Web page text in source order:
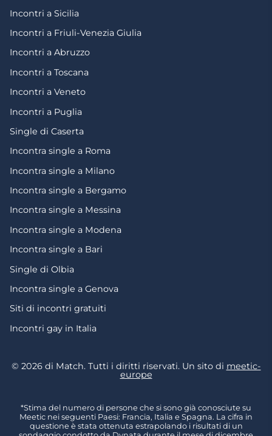
Incontri a Sicilia
Incontri a Friuli-Venezia Giulia
Incontri a Abruzzo
Incontri a Toscana
Incontri a Veneto
Incontri a Puglia
Single di Caserta
Incontra single a Roma
Incontra single a Milano
Incontra single a Bergamo
Incontra single a Messina
Incontra single a Modena
Incontra single a Bari
Single di Olbia
Incontra single a Genova
Siti di incontri gratuiti
Incontri gay in Italia
© 2026 di Match. Tutti i diritti riservati. Un sito di meetic-
europe
*Stima del numero di persone che si sono già conosciute su
Meetic nei seguenti Paesi: Francia, Italia e Spagna. La cifra in
questione è stata ottenuta estrapolando i risultati di un